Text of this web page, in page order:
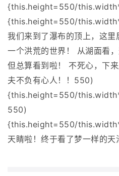
{this.height=550/
{this.height=550/
我们来到了瀑布的顶上，这
一个洪荒的世界！ 从湖面看
但总算看到啦！ 不死心，下
夫不负有心人！！550)
{this.height=550/
550)
{this.height=550/
天睛啦！终于看了梦一样的天